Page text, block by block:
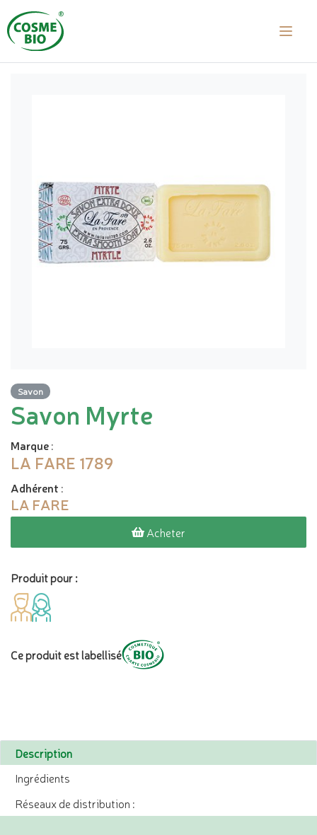
Savon
Savon Myrte
Marque:
LA FARE 1789
Adhérent :
LA FARE
Acheter
Produit pour :
Ce produit est labellisé
Description
Ingrédients
Réseaux de distribution :